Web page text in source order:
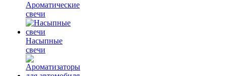
Ароматические
свечи
Насыпные
свечи